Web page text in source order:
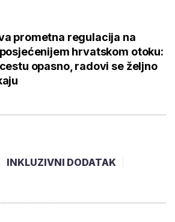
prometna regulacija na
hrvatskom otoku:
opasno, radovi se željno
INKLUZIVNI DODATAK